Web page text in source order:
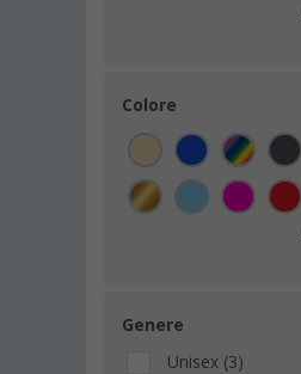
Colore
Genere
Unisex (3)